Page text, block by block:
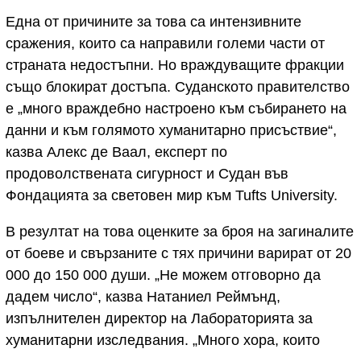
Една от причините за това са интензивните
сражения, които са направили големи части от
страната недостъпни. Но враждуващите фракции
също блокират достъпа. Суданското правителство
е „много враждебно настроено към събирането на
данни и към голямото хуманитарно присъствие“,
казва Алекс де Ваал, експерт по
продоволствената сигурност и Судан във
Фондацията за световен мир към Tufts University.
В резултат на това оценките за броя на загиналите
от боеве и свързаните с тях причини варират от 20
000 до 150 000 души. „Не можем отговорно да
дадем число“, казва Натаниел Реймънд,
изпълнителен директор на Лабораторията за
хуманитарни изследвания. „Много хора, които